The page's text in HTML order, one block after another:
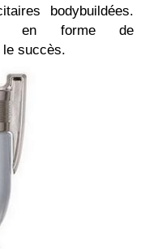
bodybuildées.
en forme de
succès.